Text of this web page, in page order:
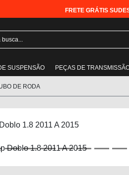
FRETE GRÁTIS
SUSPENSÃO PEÇAS DE
DE RODA
1.8 2011 A 2015